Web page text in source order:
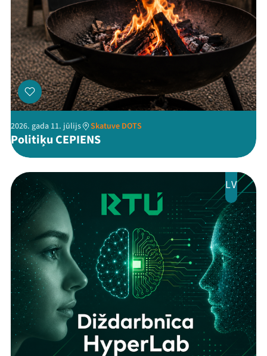
2026. gada 11. jūlijs Skatuve DOTS
Politiķu CEPIENS
LV